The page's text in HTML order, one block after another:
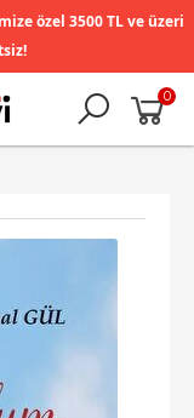
özel 3500 TL ve üzeri
0